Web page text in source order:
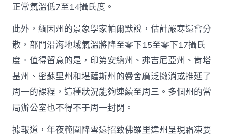
正常氣溫低7至14攝氏度。
此外，緬因州的景象學家帕爾默說，估計嚴寒還會分
散，部門沿海地域氣溫將降至零下15至零下17攝氏
度。值得留意的是，印第安納州、弗吉尼亞州、肯塔
基州、密蘇里州和堪薩斯州的黌舍廣泛撤消或推延了
周一的課程，這種狀況能夠連續至周三。多個州的當
局辦公室也不得不于周一封閉。
據報道，年夜範圍降雪還招致佛羅里達州呈現霜凍要